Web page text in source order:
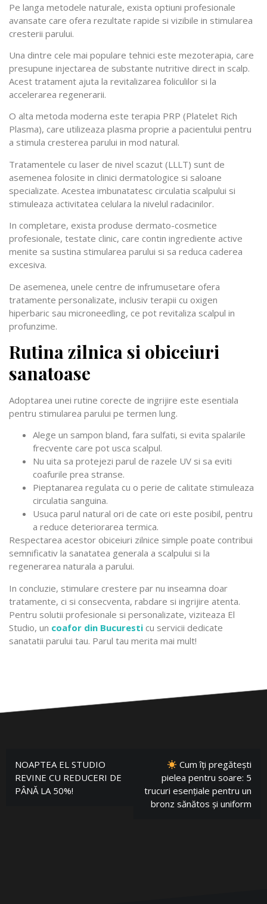
Pe langa metodele naturale, exista optiuni profesionale
avansate care ofera rezultate rapide si vizibile in stimularea
cresterii parului.
Una dintre cele mai populare tehnici este mezoterapia, care
presupune injectarea de substante nutritive direct in scalp.
Acest tratament ajuta la revitalizarea foliculilor si la
accelerarea regenerarii.
O alta metoda moderna este terapia PRP (Platelet Rich
Plasma), care utilizeaza plasma proprie a pacientului pentru
a stimula cresterea parului in mod natural.
Tratamentele cu laser de nivel scazut (LLLT) sunt de
asemenea folosite in clinici dermatologice si saloane
specializate. Acestea imbunatatesc circulatia scalpului si
stimuleaza activitatea celulara la nivelul radacinilor.
In completare, exista produse dermato-cosmetice
profesionale, testate clinic, care contin ingrediente active
menite sa sustina stimularea parului si sa reduca caderea
excesiva.
De asemenea, unele centre de infrumusetare ofera
tratamente personalizate, inclusiv terapii cu oxigen
hiperbaric sau microneedling, ce pot revitaliza scalpul in
profunzime.
Rutina zilnica si obiceiuri
sanatoase
Adoptarea unei rutine corecte de ingrijire este esentiala
pentru stimularea parului pe termen lung.
Alege un sampon bland, fara sulfati, si evita spalarile
frecvente care pot usca scalpul.
Nu uita sa protejezi parul de razele UV si sa eviti
coafurile prea stranse.
Pieptanarea regulata cu o perie de calitate stimuleaza
circulatia sanguina.
Usuca parul natural ori de cate ori este posibil, pentru
a reduce deteriorarea termica.
Respectarea acestor obiceiuri zilnice simple poate contribui
semnificativ la sanatatea generala a scalpului si la
regenerarea naturala a parului.
In concluzie, stimulare crestere par nu inseamna doar
tratamente, ci si consecventa, rabdare si ingrijire atenta.
Pentru solutii profesionale si personalizate, viziteaza El
Studio, un coafor din Bucuresti cu servicii dedicate
sanatatii parului tau. Parul tau merita mai mult!
NOAPTEA EL STUDIO
REVINE CU REDUCERI DE
PÂNĂ LA 50%!
Cum îți pregătești
pielea pentru soare: 5
trucuri esențiale pentru un
bronz sănătos și uniform